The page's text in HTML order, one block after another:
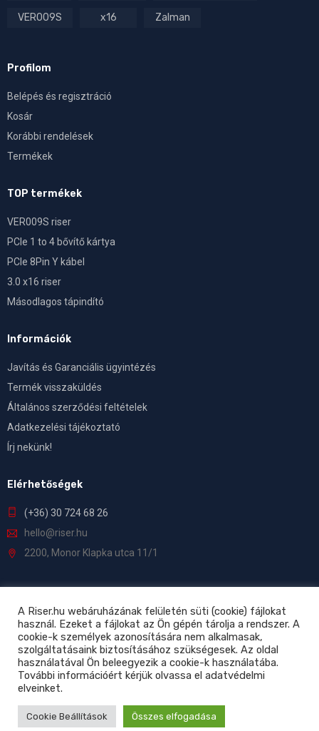
VER009S x16 Zalman
Profilom
Belépés és regisztráció
Kosár
Korábbi rendelések
Termékek
TOP termékek
VER009S riser
PCIe 1 to 4 bővítő kártya
PCIe 8Pin Y kábel
3.0 x16 riser
Másodlagos tápindító
Információk
Javítás és Garanciális ügyintézés
Termék visszaküldés
Általános szerződési feltételek
Adatkezelési tájékoztató
Írj nekünk!
Elérhetőségek
(+36) 30 724 68 26
hello@riser.hu
2200, Monor Klapka utca 11/1
Riser.hu– Minden jog fenntartva!
A Riser.hu webáruházának felületén süti (cookie) fájlokat
használ. Ezeket a fájlokat az Ön gépén tárolja a rendszer. A
cookie-k személyek azonosítására nem alkalmasak,
szolgáltatásaink biztosításához szükségesek. Az oldal
használatával Ön beleegyezik a cookie-k használatába.
További információért kérjük olvassa el adatvédelmi
elveinket.
Cookie Beállítások Összes elfogadása